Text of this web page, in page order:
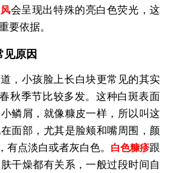
会呈现出特殊的亮白色荧光，这
要依据。
见原因
，小孩脸上长白块更常见的其实
秋季节比较多发。这种白斑表面
鳞屑，就像糠皮一样，所以叫这
面部，尤其是脸颊和嘴周围，颜
有点淡白或者灰白色。 白色糠疹跟
干燥都有关系，一般过段时间自